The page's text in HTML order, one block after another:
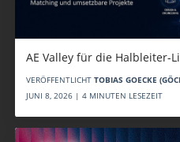
AE Valley für die Halbleiter-
VERÖFFENTLICHT TOBIAS GOECKE
JUNI 8, 2026 | 4 MINUTEN LESEZEIT